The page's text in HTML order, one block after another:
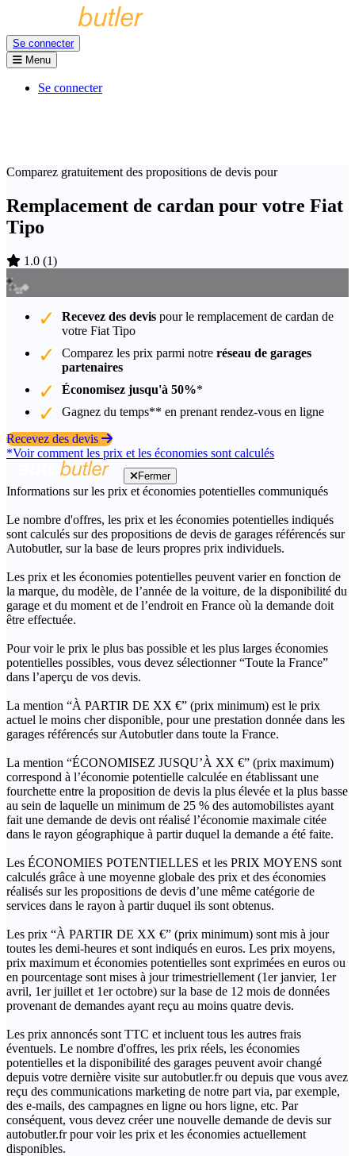
Se connecter
Menu
Se connecter
Comparez gratuitement des propositions de devis pour
Remplacement de cardan pour votre Fiat
Tipo
1.0 (1)
Recevez des devis pour le remplacement de cardan de
votre Fiat Tipo
Comparez les prix parmi notre réseau de garages
partenaires
Économisez jusqu'à 50%*
Gagnez du temps** en prenant rendez-vous en ligne
Recevez des devis
*Voir comment les prix et les économies sont calculés
Fermer
Informations sur les prix et économies potentielles communiqués
Le nombre d'offres, les prix et les économies potentielles indiqués
sont calculés sur des propositions de devis de garages référencés sur
Autobutler, sur la base de leurs propres prix individuels.
Les prix et les économies potentielles peuvent varier en fonction de
la marque, du modèle, de l’année de la voiture, de la disponibilité du
garage et du moment et de l’endroit en France où la demande doit
être effectuée.
Pour voir le prix le plus bas possible et les plus larges économies
potentielles possibles, vous devez sélectionner “Toute la France”
dans l’aperçu de vos devis.
La mention “À PARTIR DE XX €” (prix minimum) est le prix
actuel le moins cher disponible, pour une prestation donnée dans les
garages référencés sur Autobutler dans toute la France.
La mention “ÉCONOMISEZ JUSQU’À XX €” (prix maximum)
correspond à l’économie potentielle calculée en établissant une
fourchette entre la proposition de devis la plus élevée et la plus basse
au sein de laquelle un minimum de 25 % des automobilistes ayant
fait une demande de devis ont réalisé l’économie maximale citée
dans le rayon géographique à partir duquel la demande a été faite.
Les ÉCONOMIES POTENTIELLES et les PRIX MOYENS sont
calculés grâce à une moyenne globale des prix et des économies
réalisés sur les propositions de devis d’une même catégorie de
services dans le rayon à partir duquel ils sont obtenus.
Les prix “À PARTIR DE XX €” (prix minimum) sont mis à jour
toutes les demi-heures et sont indiqués en euros. Les prix moyens,
prix maximum et économies potentielles sont exprimées en euros ou
en pourcentage sont mises à jour trimestriellement (1er janvier, 1er
avril, 1er juillet et 1er octobre) sur la base de 12 mois de données
provenant de demandes ayant reçu au moins quatre devis.
Les prix annoncés sont TTC et incluent tous les autres frais
éventuels. Le nombre d'offres, les prix réels, les économies
potentielles et la disponibilité des garages peuvent avoir changé
depuis votre dernière visite sur autobutler.fr ou depuis que vous avez
reçu des communications marketing de notre part via, par exemple,
des e-mails, des campagnes en ligne ou hors ligne, etc. Par
conséquent, vous devez créer une nouvelle demande de devis sur
autobutler.fr pour voir les prix et les économies actuellement
disponibles.